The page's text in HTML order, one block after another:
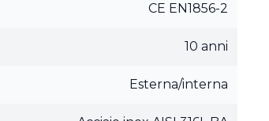
CE EN1856-2
10 anni
Esterna/interna